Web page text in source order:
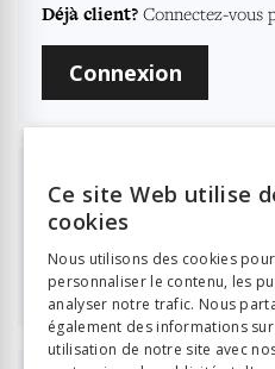
Déjà client? Connectez-vous
Connexion
Je m'abonne
Nouvelle Revue
40.00 
Ce site Web utilise
cookies
Nous utilisons des cookies pour
personnaliser le contenu, les
analyser notre trafic. Nous
également des informations
utilisation de notre site avec